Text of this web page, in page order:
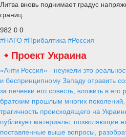
Литва вновь поднимает градус
границ.
982 0 0
#НАТО #Прибалтика #Россия
Проект Украина
«Анти Россия» - неужели это
и беспринципному Западу отравить
за печенки его совесть, вложить в
братским прошлым многих
трагичность происходящего на
публикует материалы, позволяющие
поставленные выше вопросы,